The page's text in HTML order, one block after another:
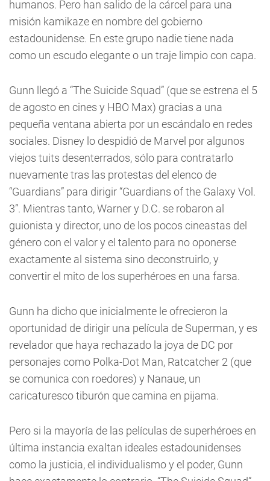
humanos. Pero han salido de la cárcel para una
misión kamikaze en nombre del gobierno
estadounidense. En este grupo nadie tiene nada
como un escudo elegante o un traje limpio con capa.
Gunn llegó a “The Suicide Squad” (que se estrena el 5
de agosto en cines y HBO Max) gracias a una
pequeña ventana abierta por un escándalo en redes
sociales. Disney lo despidió de Marvel por algunos
viejos tuits desenterrados, sólo para contratarlo
nuevamente tras las protestas del elenco de
“Guardians” para dirigir “Guardians of the Galaxy Vol.
3”. Mientras tanto, Warner y D.C. se robaron al
guionista y director, uno de los pocos cineastas del
género con el valor y el talento para no oponerse
exactamente al sistema sino deconstruirlo, y
convertir el mito de los superhéroes en una farsa.
Gunn ha dicho que inicialmente le ofrecieron la
oportunidad de dirigir una película de Superman, y es
revelador que haya rechazado la joya de DC por
personajes como Polka-Dot Man, Ratcatcher 2 (que
se comunica con roedores) y Nanaue, un
caricaturesco tiburón que camina en pijama.
Pero si la mayoría de las películas de superhéroes en
última instancia exaltan ideales estadounidenses
como la justicia, el individualismo y el poder, Gunn